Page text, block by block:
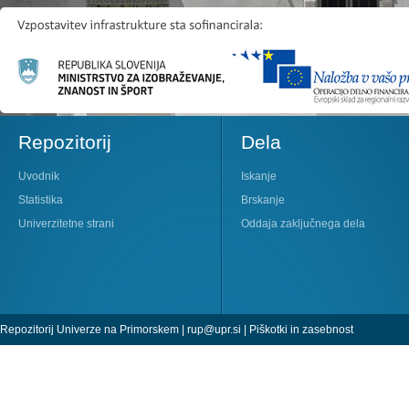
Repozitorij
Uvodnik
Statistika
Univerzitetne strani
Dela
Iskanje
Brskanje
Oddaja zaključnega dela
Repozitorij Univerze na Primorskem | rup@upr.si | Piškotki in zasebnost